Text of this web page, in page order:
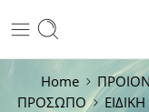
Home
ΠΡΟΣΩΠΟ